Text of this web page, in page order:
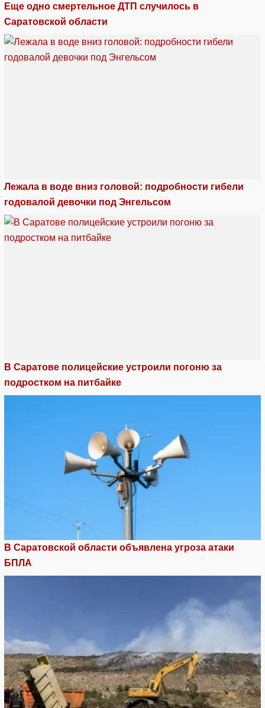
Еще одно смертельное ДТП случилось в
Саратовской области
Лежала в воде вниз головой: подробности гибели
годовалой девочки под Энгельсом
В Саратове полицейские устроили погоню за
подростком на питбайке
В Саратовской области объявлена угроза атаки
БПЛА